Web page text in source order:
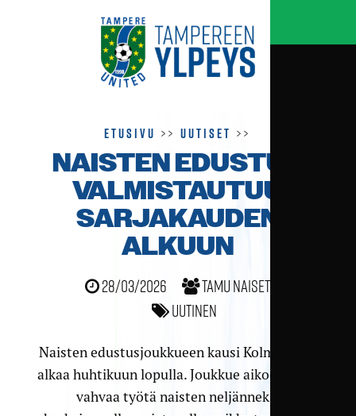
Etusivu >>Uutiset >>
NAISTEN EDUSTUS
VALMISTAUTUU
SARJA­KAUDEN
ALKUUN
28/03/2026
TamU naiset
Uutinen
Naisten edustusjoukkueen kausi Kolmosessa
alkaa huhtikuun lopulla. Joukkue aikoo jatkaa
vahvaa työtä naisten neljänneksi